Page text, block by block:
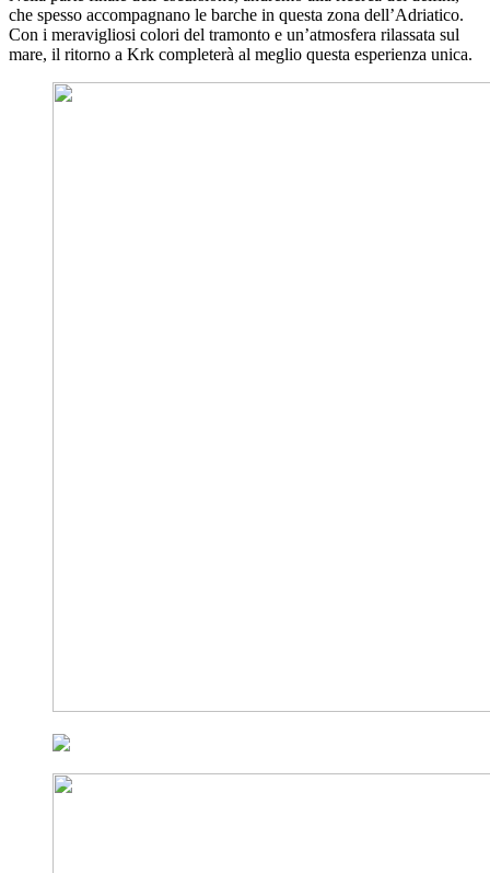
che spesso accompagnano le barche in questa zona dell’Adriatico.
Con i meravigliosi colori del tramonto e un’atmosfera rilassata sul
mare, il ritorno a Krk completerà al meglio questa esperienza unica.